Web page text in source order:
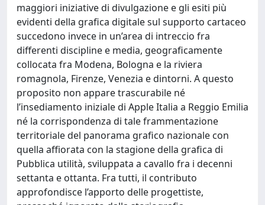
maggiori iniziative di divulgazione e gli esiti più
evidenti della grafica digitale sul supporto cartaceo
succedono invece in un’area di intreccio fra
differenti discipline e media, geograficamente
collocata fra Modena, Bologna e la riviera
romagnola, Firenze, Venezia e dintorni. A questo
proposito non appare trascurabile né
l’insediamento iniziale di Apple Italia a Reggio Emilia
né la corrispondenza di tale frammentazione
territoriale del panorama grafico nazionale con
quella affiorata con la stagione della grafica di
Pubblica utilità, sviluppata a cavallo fra i decenni
settanta e ottanta. Fra tutti, il contributo
approfondisce l’apporto delle progettiste,